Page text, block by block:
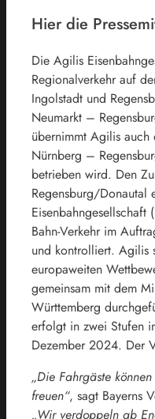
Hier die
Die Agilis
Regionalverkehr auf
Ingolstadt und
Neumarkt –
übernimmt Agilis auch
Nürnberg –
betrieben wird. Den
Regensburg/Donautal
Eisenbahngesellschaft
Bahn-Verkehr im
und kontrolliert. Agilis
europaweiten
gemeinsam mit dem
Württemberg
erfolgt in zwei Stufen
Dezember 2024. Der
„Die Fahrgäste
freuen“, sagt Bayerns
„Wir verdoppeln ab